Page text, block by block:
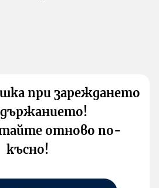
при зареждането
отново по-
късно!